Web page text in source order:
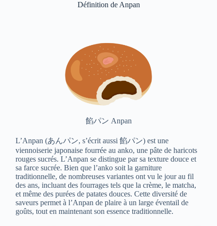
Définition de Anpan
餡パン Anpan
L’Anpan (あんパン, s’écrit aussi餡パン) est une
viennoiserie japonaise fourrée au anko, une pâte de haricots
rouges sucrés. L’Anpan se distingue par sa texture douce et
sa farce sucrée. Bien que l’anko soit la garniture
traditionnelle, de nombreuses variantes ont vu le jour au fil
des ans, incluant des fourrages tels que la crème, le matcha,
et même des purées de patates douces. Cette diversité de
saveurs permet à l’Anpan de plaire à un large éventail de
goûts, tout en maintenant son essence traditionnelle.